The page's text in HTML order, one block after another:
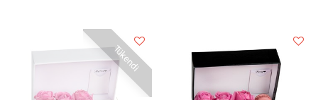
Tükendi